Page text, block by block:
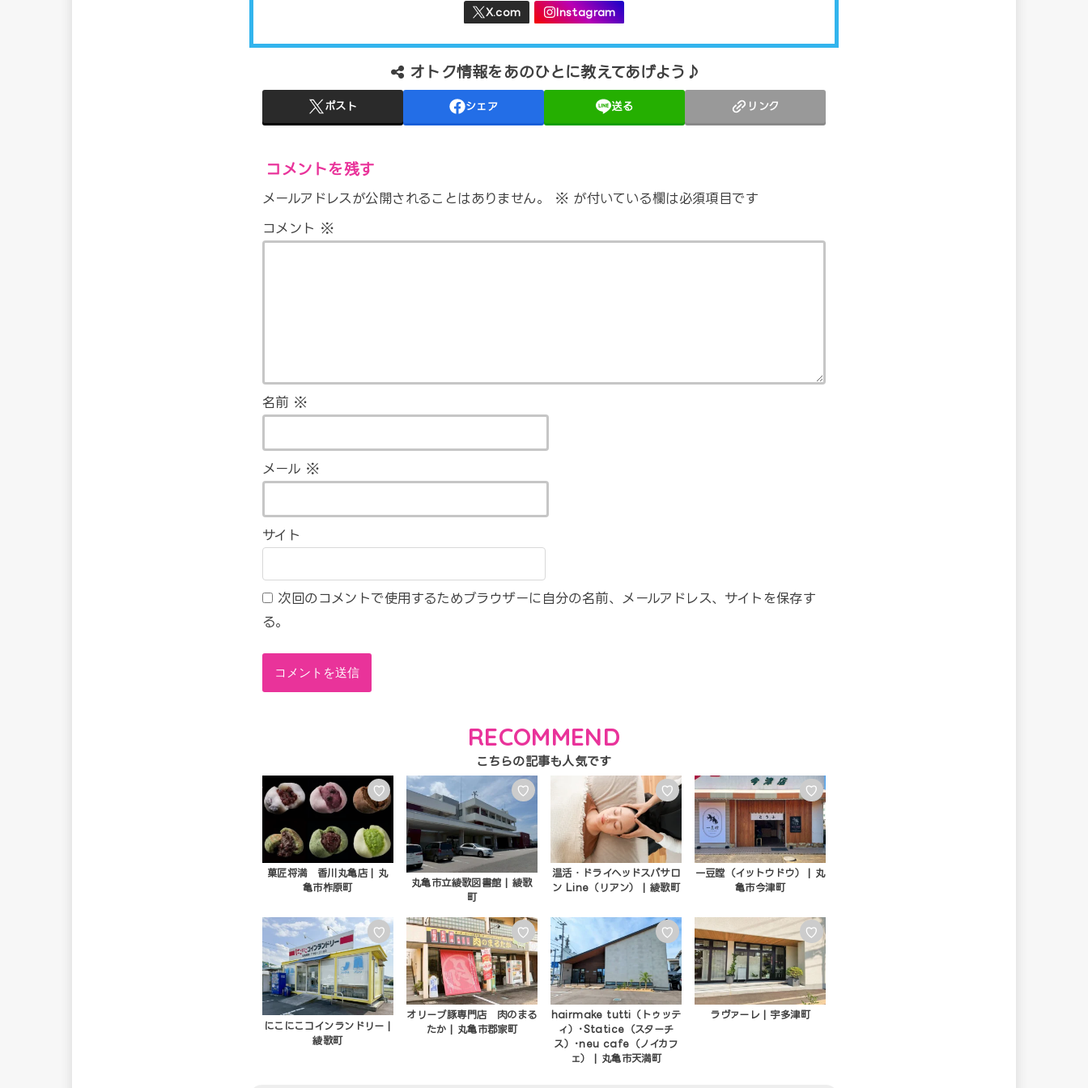
オトク情報をあのひとに教えてあげよう♪
ポスト シェア 送る リンク
コメントを残す
メールアドレスが公開されることはありません。 ※が付いている欄は必須項目です
コメント ※
名前 ※
メール ※
サイト
次回のコメントで使用するためブラウザーに自分の名前、メールアドレス、サイトを保存す
る。
RECOMMEND
♡
菓匠将満 香川丸亀店 | 丸
亀市柞原町
♡
丸亀市立綾歌図書館 | 綾歌
町
♡
温活・ドライヘッドスパサロ
ン Line（リアン） | 綾歌町
♡
一豆瞠（イットウドウ） | 丸
亀市今津町
♡
にこにこコインランドリー |
綾歌町
♡
オリーブ豚専門店 肉のまる
たか | 丸亀市郡家町
♡
hairmake tutti（トゥッテ
ィ）･Statice（スターチ
ス）･neu cafe（ノイカフ
ェ） | 丸亀市天満町
♡
ラヴァーレ | 宇多津町